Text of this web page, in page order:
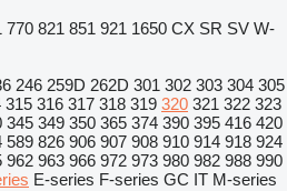
770 821 851 921 1650 CX SR SV W-
246 259D 262D 301 302 303 304 305
315 316 317 318 319 320 321 322 323
345 349 350 365 374 390 395 416 420
589 826 906 907 908 910 914 918 924
962 963 966 972 973 980 982 988 990
E-series F-series GC IT M-series